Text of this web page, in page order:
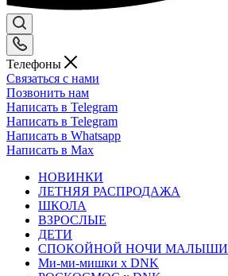
Телефоны
Связаться с нами
Позвонить нам
Написать в Telegram
Написать в Telegram
Написать в Whatsapp
Написать в Max
НОВИНКИ
ЛЕТНЯЯ РАСПРОДАЖА
ШКОЛА
ВЗРОСЛЫЕ
ДЕТИ
СПОКОЙНОЙ НОЧИ МАЛЫШИ
Ми-ми-мишки x DNK